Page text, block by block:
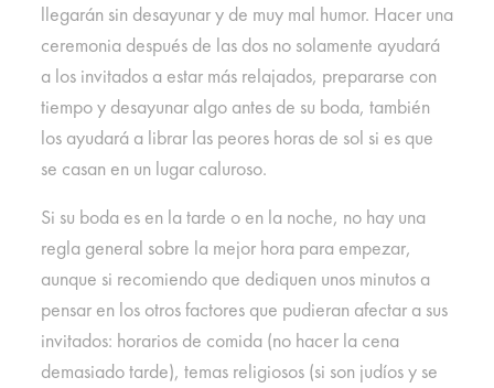
llegarán sin desayunar y de muy mal humor. Hacer una
ceremonia después de las dos no solamente ayudará
a los invitados a estar más relajados, prepararse con
tiempo y desayunar algo antes de su boda, también
los ayudará a librar las peores horas de sol si es que
se casan en un lugar caluroso.
Si su boda es en la tarde o en la noche, no hay una
regla general sobre la mejor hora para empezar,
aunque si recomiendo que dediquen unos minutos a
pensar en los otros factores que pudieran afectar a sus
invitados: horarios de comida (no hacer la cena
demasiado tarde), temas religiosos (si son judíos y se